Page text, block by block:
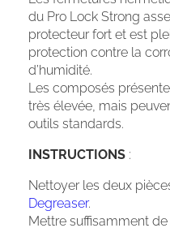
du Pro Lock Strong
protecteur fort et est
protection contre la
d’humidité.
Les composés
très élevée, mais
outils standards.
INSTRUCTIONS :
Nettoyer les deux
Degreaser.
Mettre suffisamment